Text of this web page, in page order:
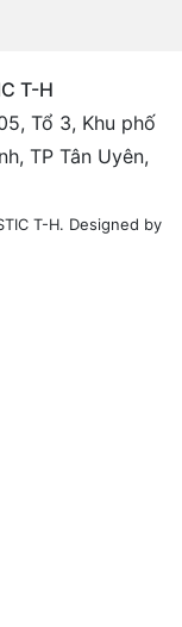
T-H
Tổ 3, Khu phố
TP Tân Uyên,
T-H. Designed by